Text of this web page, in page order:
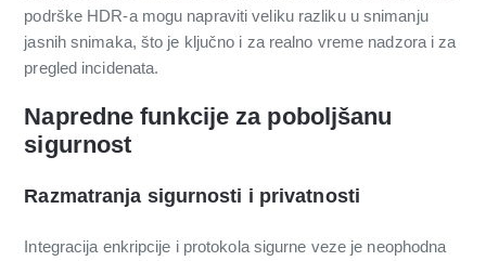
podrške HDR-a mogu napraviti veliku razliku u snimanju
jasnih snimaka, što je ključno i za realno vreme nadzora i za
pregled incidenata.
Napredne funkcije za poboljšanu
sigurnost
Razmatranja sigurnosti i privatnosti
Integracija enkripcije i protokola sigurne veze je neophodna